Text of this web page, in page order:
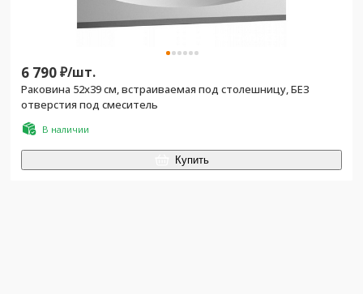
6 790₽/шт.
Раковина 52х39 см, встраиваемая под столешницу, БЕЗ
отверстия под смеситель
В наличии
Купить